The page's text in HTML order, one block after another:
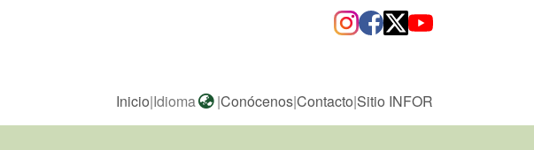
Inicio|Idioma |Conócenos|Contacto|Sitio INFOR